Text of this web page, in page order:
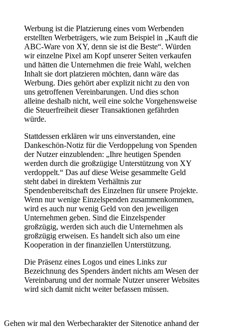
Werbung ist die Platzierung eines vom Werbenden
erstellten Werbeträgers, wie zum Beispiel in „Kauft die
ABC-Ware von XY, denn sie ist die Beste“. Würden
wir einzelne Pixel am Kopf unserer Seiten verkaufen
und hätten die Unternehmen die freie Wahl, welchen
Inhalt sie dort platzieren möchten, dann wäre das
Werbung. Dies gehört aber explizit nicht zu den von
uns getroffenen Vereinbarungen. Und dies schon
alleine deshalb nicht, weil eine solche Vorgehensweise
die Steuerfreiheit dieser Transaktionen gefährden
würde.
Stattdessen erklären wir uns einverstanden, eine
Dankeschön-Notiz für die Verdoppelung von Spenden
der Nutzer einzublenden: „Ihre heutigen Spenden
werden durch die großzügige Unterstützung von XY
verdoppelt.“ Das auf diese Weise gesammelte Geld
steht dabei in direktem Verhältnis zur
Spendenbereitschaft des Einzelnen für unsere Projekte.
Wenn nur wenige Einzelspenden zusammenkommen,
wird es auch nur wenig Geld von den jeweiligen
Unternehmen geben. Sind die Einzelspender
großzügig, werden sich auch die Unternehmen als
großzügig erweisen. Es handelt sich also um eine
Kooperation in der finanziellen Unterstützung.
Die Präsenz eines Logos und eines Links zur
Bezeichnung des Spenders ändert nichts am Wesen der
Vereinbarung und der normale Nutzer unserer Websites
wird sich damit nicht weiter befassen müssen.
Gehen wir mal den Werbecharakter der Sitenotice anhand der